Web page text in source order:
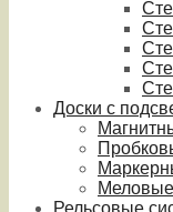
Доски с
Меловые
Рельсовые